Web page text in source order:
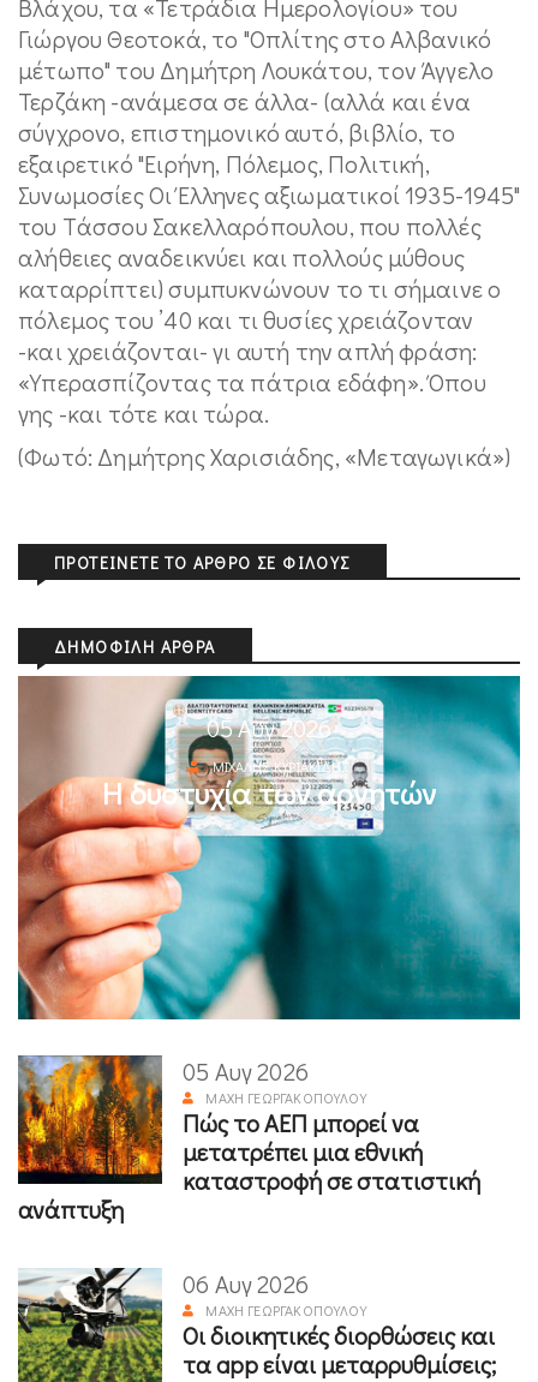
Βλάχου, τα «Τετράδια Ημερολογίου» του
Γιώργου Θεοτοκά, το "Οπλίτης στο Αλβανικό
μέτωπο" του Δημήτρη Λουκάτου, τον Άγγελο
Τερζάκη -ανάμεσα σε άλλα- (αλλά και ένα
σύγχρονο, επιστημονικό αυτό, βιβλίο, το
εξαιρετικό "Ειρήνη, Πόλεμος, Πολιτική,
Συνωμοσίες Οι Έλληνες αξιωματικοί 1935-1945"
του Tάσσου Σακελλαρόπουλου, που πολλές
αλήθειες αναδεικνύει και πολλούς μύθους
καταρρίπτει) συμπυκνώνουν το τι σήμαινε ο
πόλεμος του ’40 και τι θυσίες χρειάζονταν
-και χρειάζονται- γι αυτή την απλή φράση:
«Υπερασπίζοντας τα πάτρια εδάφη». Όπου
γης -και τότε και τώρα.
(Φωτό: Δημήτρης Χαρισιάδης, «Μεταγωγικά»)
ΠΡΟΤΕΊΝΕΤΕ ΤΟ ΆΡΘΡΟ ΣΕ ΦΊΛΟΥΣ
ΔΗΜΟΦΙΛΉ ΆΡΘΡΑ
05 Αυγ 2026
ΜΙΧΆΛΗΣ ΚΥΡΙΑΚΊΔΗΣ
Η δυστυχία των αρνητών
05 Αυγ 2026
ΜΆΧΗ ΓΕΩΡΓΑΚΟΠΟΎΛΟΥ
Πώς το ΑΕΠ μπορεί να
μετατρέπει μια εθνική
καταστροφή σε στατιστική
ανάπτυξη
06 Αυγ 2026
ΜΆΧΗ ΓΕΩΡΓΑΚΟΠΟΎΛΟΥ
Οι διοικητικές διορθώσεις και
τα app είναι μεταρρυθμίσεις;